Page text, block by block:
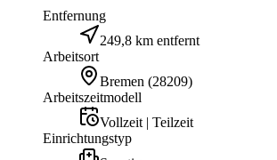
Entfernung
249,8 km entfernt
Arbeitsort
Bremen (28209)
Arbeitszeitmodell
Vollzeit | Teilzeit
Einrichtungstyp